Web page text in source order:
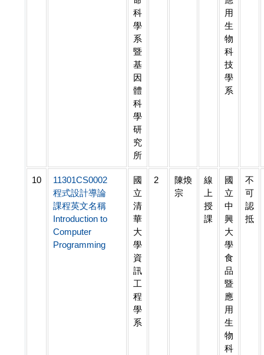
科
學
系
暨
基
因
體
科
學
研
究
所
用
生
物
科
技
學
系
10
11301CS0002
程式設計導論
課程英文名稱
Introduction to
Computer
Programming
國
立
清
華
大
學
資
訊
工
程
學
系
2
陳煥
宗
線
上
授
課
國
立
中
興
大
學
食
品
暨
應
用
生
物
科
不
可
認
抵